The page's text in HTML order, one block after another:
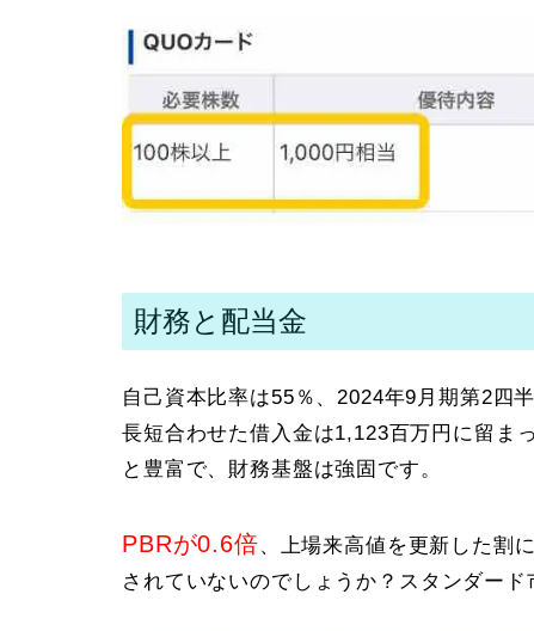
財務と配当金
自己資本比率は55％、2024年9月期第2四
長短合わせた借入金は1,123百万円に留ま
と豊富で、財務基盤は強固です。
PBRが0.6倍、上場来高値を更新した割
されていないのでしょうか？スタンダー